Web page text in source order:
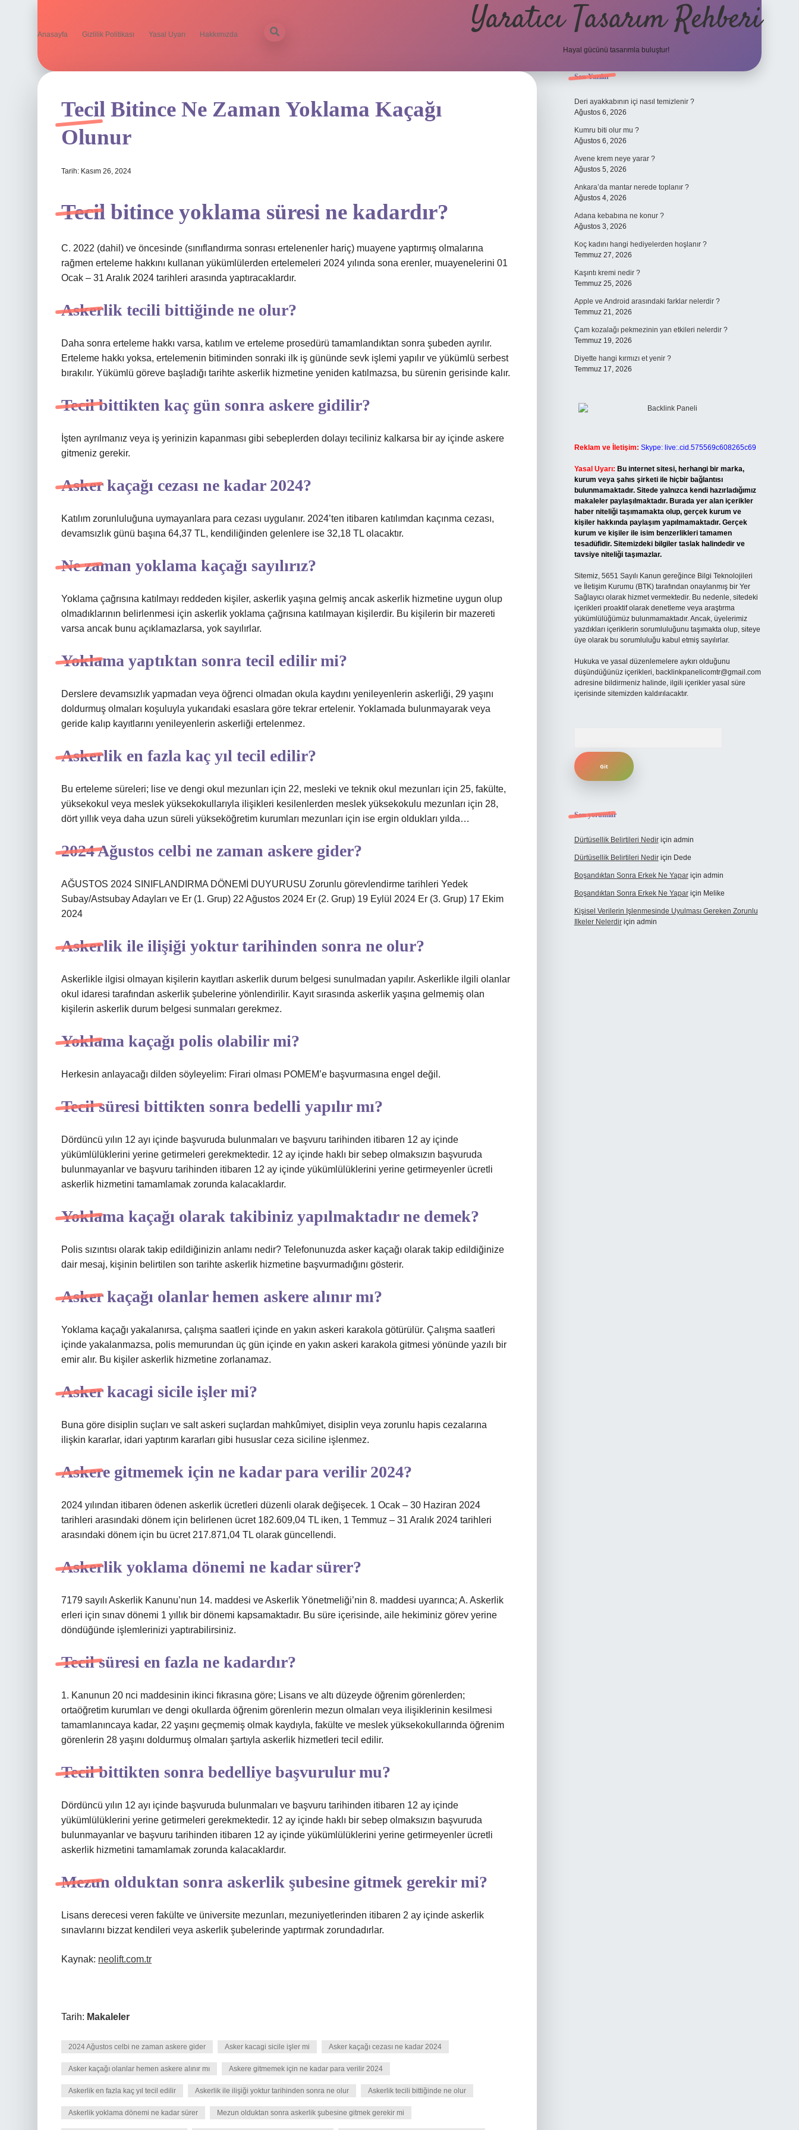
Anasayfa Gizlilik Politikası Yasal Uyarı Hakkımızda Yaratıcı Tasarım Rehberi
Hayal gücünü tasarımla buluştur!
Tecil Bitince Ne Zaman Yoklama Kaçağı
Olunur
Tarih: Kasım 26, 2024
Tecil bitince yoklama süresi ne kadardır?
C. 2022 (dahil) ve öncesinde (sınıflandırma sonrası ertelenenler hariç) muayene yaptırmış olmalarına
rağmen erteleme hakkını kullanan yükümlülerden ertelemeleri 2024 yılında sona erenler, muayenelerini 01
Ocak – 31 Aralık 2024 tarihleri ​​arasında yaptıracaklardır.
Askerlik tecili bittiğinde ne olur?
Daha sonra erteleme hakkı varsa, katılım ve erteleme prosedürü tamamlandıktan sonra şubeden ayrılır.
Erteleme hakkı yoksa, ertelemenin bitiminden sonraki ilk iş gününde sevk işlemi yapılır ve yükümlü serbest
bırakılır. Yükümlü göreve başladığı tarihte askerlik hizmetine yeniden katılmazsa, bu sürenin gerisinde kalır.
Tecil bittikten kaç gün sonra askere gidilir?
İşten ayrılmanız veya iş yerinizin kapanması gibi sebeplerden dolayı teciliniz kalkarsa bir ay içinde askere
gitmeniz gerekir.
Asker kaçağı cezası ne kadar 2024?
Katılım zorunluluğuna uymayanlara para cezası uygulanır. 2024’ten itibaren katılımdan kaçınma cezası,
devamsızlık günü başına 64,37 TL, kendiliğinden gelenlere ise 32,18 TL olacaktır.
Ne zaman yoklama kaçağı sayılırız?
Yoklama çağrısına katılmayı reddeden kişiler, askerlik yaşına gelmiş ancak askerlik hizmetine uygun olup
olmadıklarının belirlenmesi için askerlik yoklama çağrısına katılmayan kişilerdir. Bu kişilerin bir mazereti
varsa ancak bunu açıklamazlarsa, yok sayılırlar.
Yoklama yaptıktan sonra tecil edilir mi?
Derslere devamsızlık yapmadan veya öğrenci olmadan okula kaydını yenileyenlerin askerliği, 29 yaşını
doldurmuş olmaları koşuluyla yukarıdaki esaslara göre tekrar ertelenir. Yoklamada bulunmayarak veya
geride kalıp kayıtlarını yenileyenlerin askerliği ertelenmez.
Askerlik en fazla kaç yıl tecil edilir?
Bu erteleme süreleri; lise ve dengi okul mezunları için 22, mesleki ve teknik okul mezunları için 25, fakülte,
yüksekokul veya meslek yüksekokullarıyla ilişikleri kesilenlerden meslek yüksekokulu mezunları için 28,
dört yıllık veya daha uzun süreli yükseköğretim kurumları mezunları için ise ergin oldukları yılda…
2024 Ağustos celbi ne zaman askere gider?
AĞUSTOS 2024 SINIFLANDIRMA DÖNEMİ DUYURUSU Zorunlu görevlendirme tarihleri ​​Yedek
Subay/Astsubay Adayları ve Er (1. Grup) 22 Ağustos 2024 Er (2. Grup) 19 Eylül 2024 Er (3. Grup) 17 Ekim
2024
Askerlik ile ilişiği yoktur tarihinden sonra ne olur?
Askerlikle ilgisi olmayan kişilerin kayıtları askerlik durum belgesi sunulmadan yapılır. Askerlikle ilgili olanlar
okul idaresi tarafından askerlik şubelerine yönlendirilir. Kayıt sırasında askerlik yaşına gelmemiş olan
kişilerin askerlik durum belgesi sunmaları gerekmez.
Yoklama kaçağı polis olabilir mi?
Herkesin anlayacağı dilden söyleyelim: Firari olması POMEM’e başvurmasına engel değil.
Tecil süresi bittikten sonra bedelli yapılır mı?
Dördüncü yılın 12 ayı içinde başvuruda bulunmaları ve başvuru tarihinden itibaren 12 ay içinde
yükümlülüklerini yerine getirmeleri gerekmektedir. 12 ay içinde haklı bir sebep olmaksızın başvuruda
bulunmayanlar ve başvuru tarihinden itibaren 12 ay içinde yükümlülüklerini yerine getirmeyenler ücretli
askerlik hizmetini tamamlamak zorunda kalacaklardır.
Yoklama kaçağı olarak takibiniz yapılmaktadır ne demek?
Polis sızıntısı olarak takip edildiğinizin anlamı nedir? Telefonunuzda asker kaçağı olarak takip edildiğinize
dair mesaj, kişinin belirtilen son tarihte askerlik hizmetine başvurmadığını gösterir.
Asker kaçağı olanlar hemen askere alınır mı?
Yoklama kaçağı yakalanırsa, çalışma saatleri içinde en yakın askeri karakola götürülür. Çalışma saatleri
içinde yakalanmazsa, polis memurundan üç gün içinde en yakın askeri karakola gitmesi yönünde yazılı bir
emir alır. Bu kişiler askerlik hizmetine zorlanamaz.
Asker kacagi sicile işler mi?
Buna göre disiplin suçları ve salt askeri suçlardan mahkûmiyet, disiplin veya zorunlu hapis cezalarına
ilişkin kararlar, idari yaptırım kararları gibi hususlar ceza siciline işlenmez.
Askere gitmemek için ne kadar para verilir 2024?
2024 yılından itibaren ödenen askerlik ücretleri düzenli olarak değişecek. 1 Ocak – 30 Haziran 2024
tarihleri ​​arasındaki dönem için belirlenen ücret 182.609,04 TL iken, 1 Temmuz – 31 Aralık 2024 tarihleri ​​
arasındaki dönem için bu ücret 217.871,04 TL olarak güncellendi.
Askerlik yoklama dönemi ne kadar sürer?
7179 sayılı Askerlik Kanunu’nun 14. maddesi ve Askerlik Yönetmeliği’nin 8. maddesi uyarınca; A. Askerlik
erleri için sınav dönemi 1 yıllık bir dönemi kapsamaktadır. Bu süre içerisinde, aile hekiminiz görev yerine
döndüğünde işlemlerinizi yaptırabilirsiniz.
Tecil süresi en fazla ne kadardır?
1. Kanunun 20 nci maddesinin ikinci fıkrasına göre; Lisans ve altı düzeyde öğrenim görenlerden;
ortaöğretim kurumları ve dengi okullarda öğrenim görenlerin mezun olmaları veya ilişiklerinin kesilmesi
tamamlanıncaya kadar, 22 yaşını geçmemiş olmak kaydıyla, fakülte ve meslek yüksekokullarında öğrenim
görenlerin 28 yaşını doldurmuş olmaları şartıyla askerlik hizmetleri tecil edilir.
Tecil bittikten sonra bedelliye başvurulur mu?
Dördüncü yılın 12 ayı içinde başvuruda bulunmaları ve başvuru tarihinden itibaren 12 ay içinde
yükümlülüklerini yerine getirmeleri gerekmektedir. 12 ay içinde haklı bir sebep olmaksızın başvuruda
bulunmayanlar ve başvuru tarihinden itibaren 12 ay içinde yükümlülüklerini yerine getirmeyenler ücretli
askerlik hizmetini tamamlamak zorunda kalacaklardır.
Mezun olduktan sonra askerlik şubesine gitmek gerekir mi?
Lisans derecesi veren fakülte ve üniversite mezunları, mezuniyetlerinden itibaren 2 ay içinde askerlik
sınavlarını bizzat kendileri veya askerlik şubelerinde yaptırmak zorundadırlar.
Kaynak: neolift.com.tr
Tarih: Makaleler
2024 Ağustos celbi ne zaman askere gider Asker kacagi sicile işler mi Asker kaçağı cezası ne kadar 2024
Asker kaçağı olanlar hemen askere alınır mı Askere gitmemek için ne kadar para verilir 2024
Askerlik en fazla kaç yıl tecil edilir Askerlik ile ilişiği yoktur tarihinden sonra ne olur Askerlik tecili bittiğinde ne olur
Askerlik yoklama dönemi ne kadar sürer Mezun olduktan sonra askerlik şubesine gitmek gerekir mi
Sidebar
Son Yazılar
Deri ayakkabının içi nasıl temizlenir ?
Ağustos 6, 2026
Kumru biti olur mu ?
Ağustos 6, 2026
Avene krem neye yarar ?
Ağustos 5, 2026
Ankara’da mantar nerede toplanır ?
Ağustos 4, 2026
Adana kebabına ne konur ?
Ağustos 3, 2026
Koç kadını hangi hediyelerden hoşlanır ?
Temmuz 27, 2026
Kaşıntı kremi nedir ?
Temmuz 25, 2026
Apple ve Android arasındaki farklar nelerdir ?
Temmuz 21, 2026
Çam kozalağı pekmezinin yan etkileri nelerdir ?
Temmuz 19, 2026
Diyette hangi kırmızı et yenir ?
Temmuz 17, 2026
Reklam ve İletişim: Skype: live:.cid.575569c608265c69
Yasal Uyarı: Bu internet sitesi, herhangi bir marka,
kurum veya şahıs şirketi ile hiçbir bağlantısı
bulunmamaktadır. Sitede yalnızca kendi hazırladığımız
makaleler paylaşılmaktadır. Burada yer alan içerikler
haber niteliği taşımamakta olup, gerçek kurum ve
kişiler hakkında paylaşım yapılmamaktadır. Gerçek
kurum ve kişiler ile isim benzerlikleri tamamen
tesadüfidir. Sitemizdeki bilgiler taslak halindedir ve
tavsiye niteliği taşımazlar.
Sitemiz, 5651 Sayılı Kanun gereğince Bilgi Teknolojileri
ve İletişim Kurumu (BTK) tarafından onaylanmış bir Yer
Sağlayıcı olarak hizmet vermektedir. Bu nedenle, sitedeki
içerikleri proaktif olarak denetleme veya araştırma
yükümlülüğümüz bulunmamaktadır. Ancak, üyelerimiz
yazdıkları içeriklerin sorumluluğunu taşımakta olup, siteye
üye olarak bu sorumluluğu kabul etmiş sayılırlar.
Hukuka ve yasal düzenlemelere aykırı olduğunu
düşündüğünüz içerikleri, backlinkpanelicomtr@gmail.com
adresine bildirmeniz halinde, ilgili içerikler yasal süre
içerisinde sitemizden kaldırılacaktır.
Son yorumlar
Dürtüsellik Belirtileri Nediriçin admin
Dürtüsellik Belirtileri Nediriçin Dede
Boşandıktan Sonra Erkek Ne Yapariçin admin
Boşandıktan Sonra Erkek Ne Yapariçin Melike
Kişisel Verilerin Işlenmesinde Uyulması Gereken Zorunlu
Ilkeler Nelerdiriçin admin